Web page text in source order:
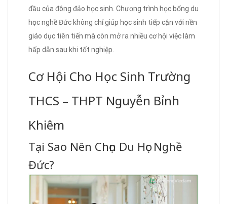
đầu của đông đảo học sinh. Chương trình học bổng du
học nghề Đức không chỉ giúp học sinh tiếp cận với nền
giáo dục tiên tiến mà còn mở ra nhiều cơ hội việc làm
hấp dẫn sau khi tốt nghiệp.
Cơ Hội Cho Học Sinh Trường
THCS – THPT Nguyễn Bỉnh
Khiêm
Tại Sao Nên Chọn Du Học Nghề
Đức?